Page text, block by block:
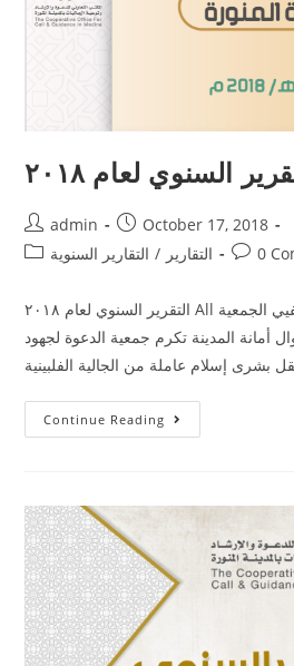
السنوي لعام ٢٠١٨
admin
October 17, 2018
التقارير / التقارير السنوية 0
التقرير السنوي لعام ٢٠١٨ All أخبارنا لقاء توعوي لموظفيي الجمعية
أمانة المدينة تكرم جمعية الدعوة لجهود
Continue Reading